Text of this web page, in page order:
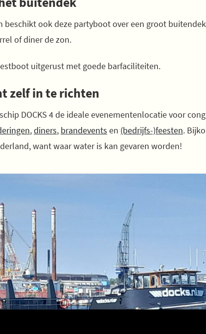
beschikt ook deze partyboot over een groot
of diner de zon.
uitgerust met goede barfaciliteiten.
zelf in te richten
DOCKS 4 de ideale evenementenlocatie voor
,diners, brandevents en (bedrijfs-)feesten.
want waar water is kan gevaren worden!